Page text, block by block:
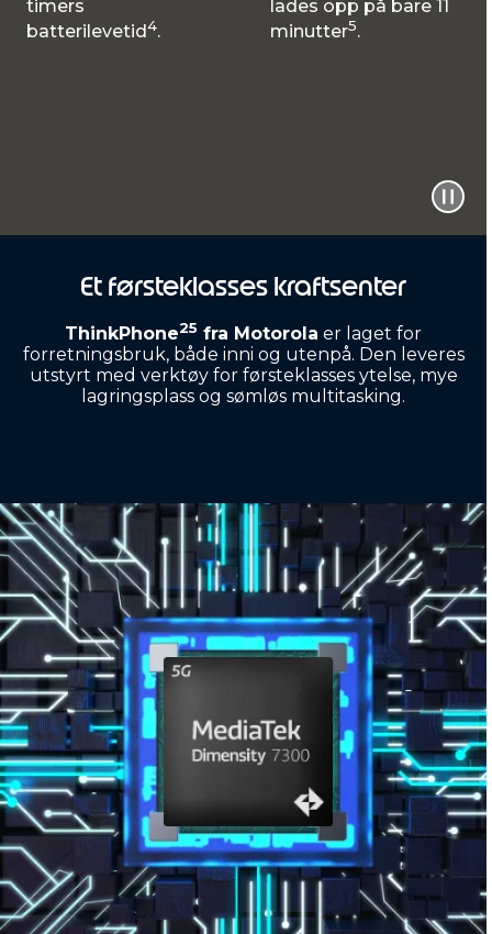
timers
batterilevetid4.
lades opp på bare 11
minutter5.
Et førsteklasses kraftsenter
ThinkPhone25 fra Motorola er laget for
forretningsbruk, både inni og utenpå. Den leveres
utstyrt med verktøy for førsteklasses ytelse, mye
lagringsplass og sømløs multitasking.